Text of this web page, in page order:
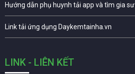
Hướng dẫn phụ huynh tải app và tìm gia sư
Link tải ứng dụng Daykemtainha.vn
LINK - LIÊN KẾT